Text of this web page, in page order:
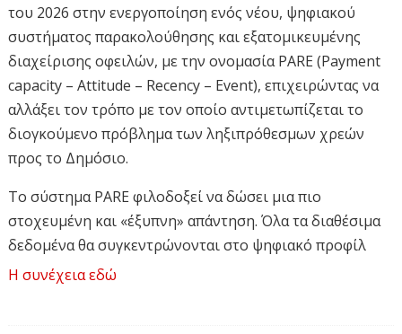
του 2026 στην ενεργοποίηση ενός νέου, ψηφιακού
συστήματος παρακολούθησης και εξατομικευμένης
διαχείρισης οφειλών, με την ονομασία PARE (Payment
capacity – Attitude – Recency – Event), επιχειρώντας να
αλλάξει τον τρόπο με τον οποίο αντιμετωπίζεται το
διογκούμενο πρόβλημα των ληξιπρόθεσμων χρεών
προς το Δημόσιο.
Το σύστημα PARE φιλοδοξεί να δώσει μια πιο
στοχευμένη και «έξυπνη» απάντηση. Όλα τα διαθέσιμα
δεδομένα θα συγκεντρώνονται στο ψηφιακό προφίλ
κάθε φορολογούμενου, με συχνή ενημέρωση των
Η συνέχεια εδώ